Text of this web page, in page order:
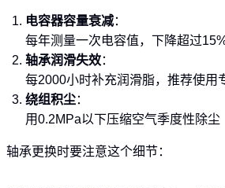
电容器容量衰减：
每年测量一次电容值，下降超过
轴承润滑失效：
每2000小时补充润滑脂，推荐使用
绕组积尘：
用0.2MPa以下压缩空气季度性除尘
轴承更换时要注意这个细节：